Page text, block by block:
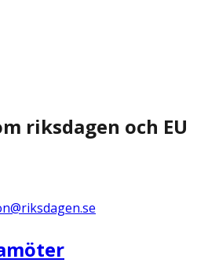
riksdagen och EU